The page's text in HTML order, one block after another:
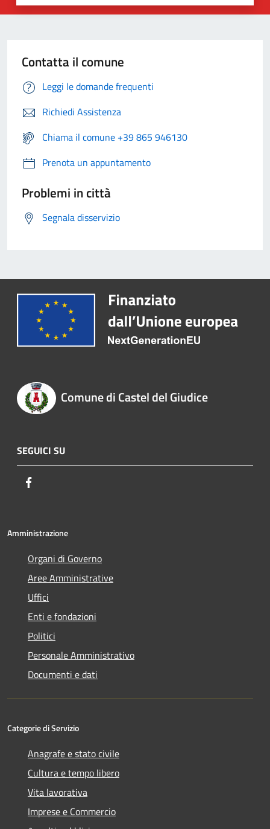
Contatta il comune
Leggi le domande frequenti
Richiedi Assistenza
Chiama il comune +39 865 946130
Prenota un appuntamento
Problemi in città
Segnala disservizio
Comune di Castel del Giudice
SEGUICI SU
Amministrazione
Organi di Governo
Aree Amministrative
Uffici
Enti e fondazioni
Politici
Personale Amministrativo
Documenti e dati
Categorie di Servizio
Anagrafe e stato civile
Cultura e tempo libero
Vita lavorativa
Imprese e Commercio